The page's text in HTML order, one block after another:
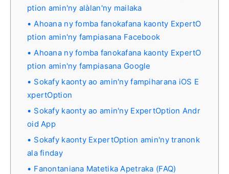
ption amin'ny alàlan'ny mailaka
Ahoana ny fomba fanokafana kaonty ExpertO
ption amin'ny fampiasana Facebook
Ahoana ny fomba fanokafana kaonty ExpertO
ption amin'ny fampiasana Google
Sokafy kaonty ao amin'ny fampiharana iOS E
xpertOption
Sokafy kaonty ao amin'ny ExpertOption Andr
oid App
Sokafy kaonty ExpertOption amin'ny tranonk
ala finday
Fanontaniana Matetika Apetraka (FAQ)